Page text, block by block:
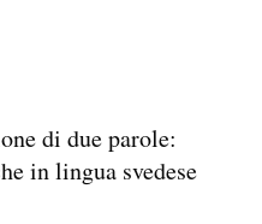
di due parole:
in lingua svedese